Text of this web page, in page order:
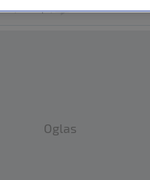
|10. sep.|
Oglas